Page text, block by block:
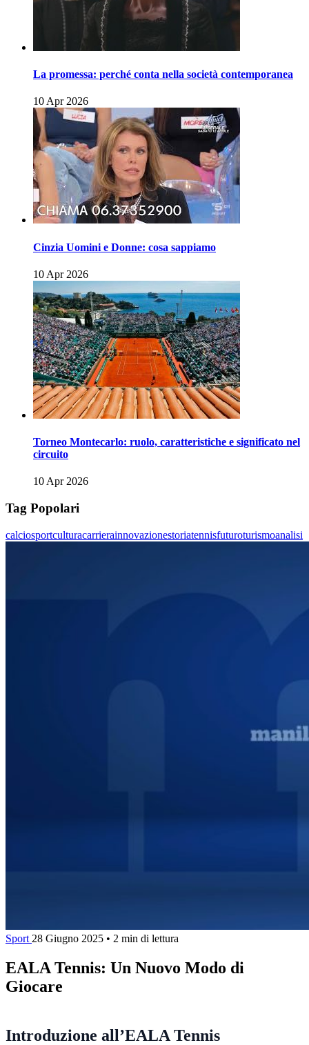
La promessa: perché conta nella società contemporanea
10 Apr 2026
Cinzia Uomini e Donne: cosa sappiamo
10 Apr 2026
Torneo Montecarlo: ruolo, caratteristiche e significato nel
circuito
10 Apr 2026
Tag Popolari
calciosportculturacarrierainnovazionestoriatennisfuturoturismoanalisi
Sport 28 Giugno 2025 • 2 min di lettura
EALA Tennis: Un Nuovo Modo di
Giocare
Introduzione all’EALA Tennis